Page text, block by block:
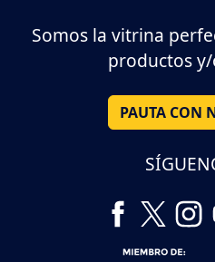
Somos la vitrina
productos
PAUTA CON